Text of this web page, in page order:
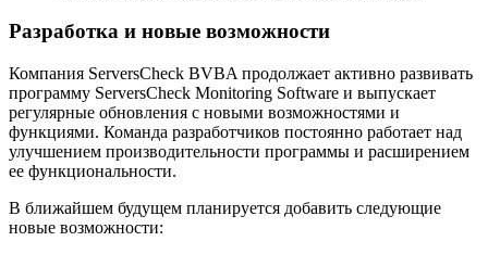
Разработка и новые возможности
Компания ServersCheck BVBA продолжает активно развивать
программу ServersCheck Monitoring Software и выпускает
регулярные обновления с новыми возможностями и
функциями. Команда разработчиков постоянно работает над
улучшением производительности программы и расширением
ее функциональности.
В ближайшем будущем планируется добавить следующие
новые возможности: